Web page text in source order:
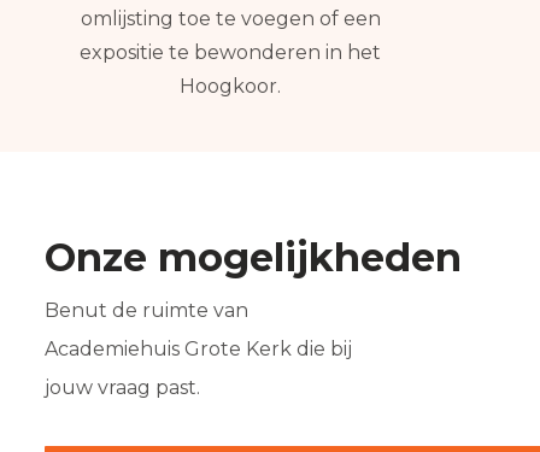
omlijsting toe te voegen of een
expositie te bewonderen in het
Hoogkoor.
Onze mogelijkheden
Benut de ruimte van
Academiehuis Grote Kerk die bij
jouw vraag past.